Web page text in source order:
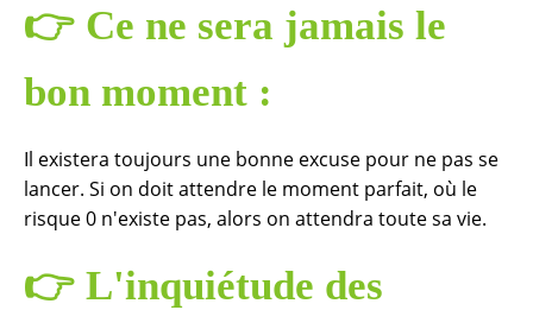
👉 Ce ne sera jamais le
bon moment :
Il existera toujours une bonne excuse pour ne pas se
lancer. Si on doit attendre le moment parfait, où le
risque 0 n'existe pas, alors on attendra toute sa vie.
👉 L'inquiétude des